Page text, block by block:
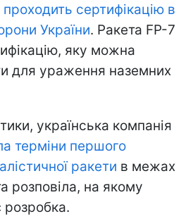
сертифікацію в
України. Ракета FP-7
яку можна
для ураження наземних
українська компанія
терміни першого
ракети в межах
розповіла, на якому
розробка.